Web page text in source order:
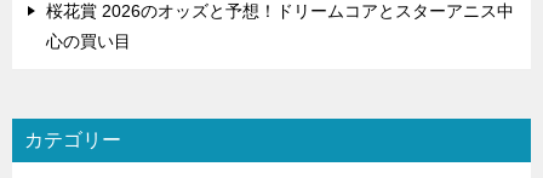
桜花賞 2026のオッズと予想！ドリームコアとスターアニス中
心の買い目
カテゴリー